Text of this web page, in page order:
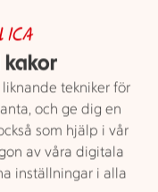
ICA
tekniker för
och ge dig en
som hjälp i vår
av våra digitala
inställningar i alla